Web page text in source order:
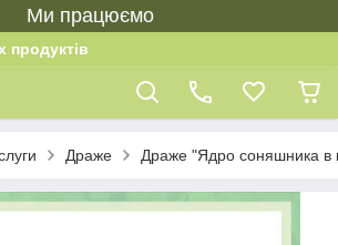
Ми працюємо
продуктів
Драже Драже "Ядро соняшника в